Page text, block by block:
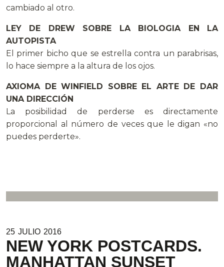
cambiado al otro.
LEY DE DREW SOBRE LA BIOLOGIA EN LA
AUTOPISTA
El primer bicho que se estrella contra un parabrisas,
lo hace siempre a la altura de los ojos.
AXIOMA DE WINFIELD SOBRE EL ARTE DE DAR
UNA DIRECCIÓN
La posibilidad de perderse es directamente
proporcional al número de veces que le digan «no
puedes perderte».
25 JULIO 2016
NEW YORK POSTCARDS.
MANHATTAN SUNSET